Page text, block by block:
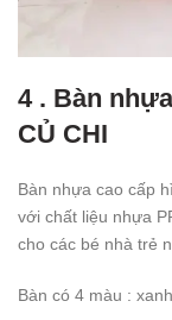
4 . Bàn
CỦ CHI
Bàn nhựa cao cấp
với chất liệu nhựa
cho các bé nhà trẻ
Bàn có 4 màu :